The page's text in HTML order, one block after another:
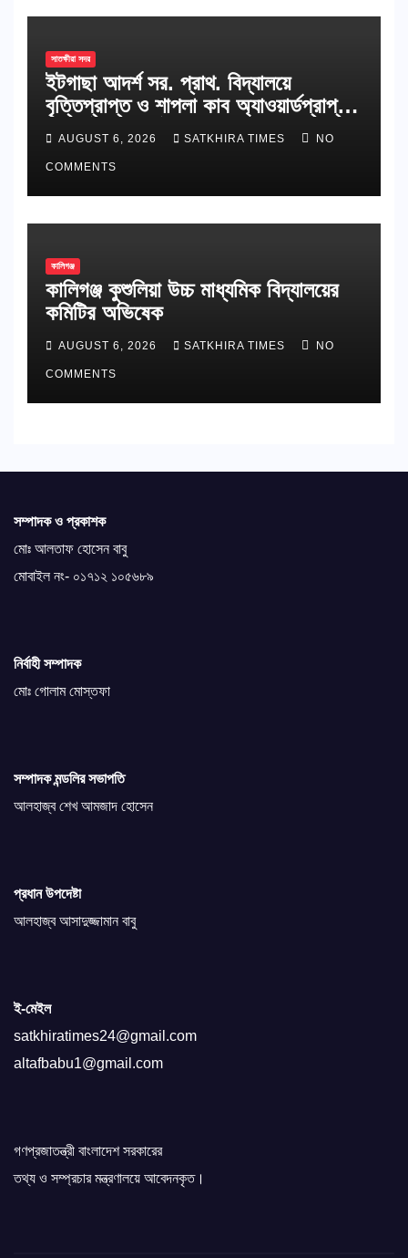
সাতক্ষীরা সদর
ইটগাছা আদর্শ সর. প্রাথ. বিদ্যালয়ে
বৃত্তিপ্রাপ্ত ও শাপলা কাব অ্যাওয়ার্ডপ্রাপ্ত
শিক্ষার্থীদের সংবর্ধনা
AUGUST 6, 2026 SATKHIRA TIMES NO
COMMENTS
কালিগঞ্জ
কালিগঞ্জ কুশুলিয়া উচ্চ মাধ্যমিক বিদ্যালয়ের
কমিটির অভিষেক
AUGUST 6, 2026 SATKHIRA TIMES NO
COMMENTS
সম্পাদক ও প্রকাশক
মোঃ আলতাফ হোসেন বাবু
মোবাইল নং- ০১৭১২ ১০৫৬৮৯
নির্বাহী সম্পাদক
মোঃ গোলাম মোস্তফা
সম্পাদক মন্ডলির সভাপতি
আলহাজ্ব শেখ আমজাদ হোসেন
প্রধান উপদেষ্টা
আলহাজ্ব আসাদুজ্জামান বাবু
ই-মেইল
satkhiratimes24@gmail.com
altafbabu1@gmail.com
গণপ্রজাতন্ত্রী বাংলাদেশ সরকারের
তথ্য ও সম্প্রচার মন্ত্রণালয়ে আবেদনকৃত।